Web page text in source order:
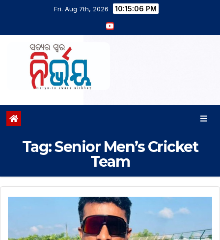
Fri. Aug 7th, 2026 10:15:06 PM
Tag:Senior Men’s Cricket
Team